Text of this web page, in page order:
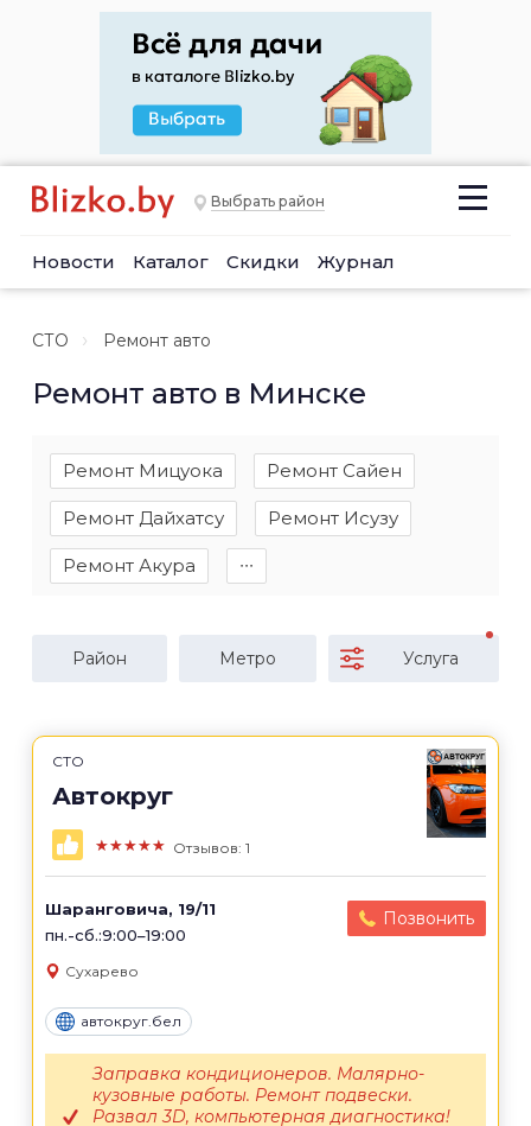
Выбрать район
Новости Каталог Скидки Журнал
СТО Ремонт авто
Ремонт авто в Минске
Ремонт Мицуока Ремонт Сайен
Ремонт Дайхатсу Ремонт Исузу
Ремонт Акура ∙∙∙
Район Метро Услуга
СТО
Автокруг
★★★★★ Отзывов: 1
Шаранговича, 19/11
пн.-сб.:9:00–19:00
Позвонить
Сухарево
автокруг.бел
Заправка кондиционеров. Малярно-
кузовные работы. Ремонт подвески.
Развал 3D, компьютерная диагностика!